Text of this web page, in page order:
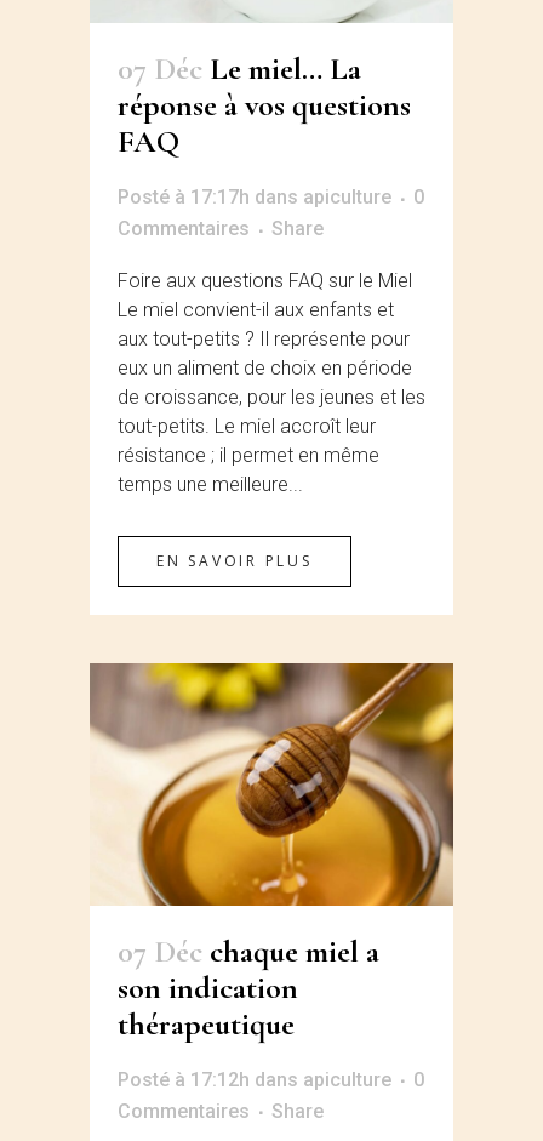
07 Déc Le miel… La
réponse à vos questions
FAQ
Posté à 17:17h dans apiculture
0
Commentaires
Share
Foire aux questions FAQ sur le Miel
Le miel convient-il aux enfants et
aux tout-petits ? Il représente pour
eux un aliment de choix en période
de croissance, pour les jeunes et les
tout-petits. Le miel accroît leur
résistance ; il permet en même
temps une meilleure...
EN SAVOIR PLUS
07 Déc chaque miel a
son indication
thérapeutique
Posté à 17:12h dans apiculture
0
Commentaires
Share